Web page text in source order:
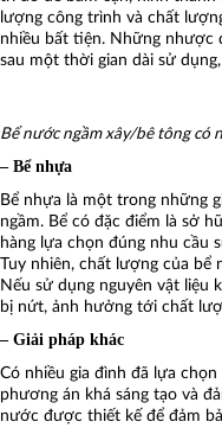
lượng công trình và chất
nhiều bất tiện. Những nhược
sau một thời gian dài sử
Bể nước ngầm xây/bê tông có
– Bể nhựa
Bể nhựa là một trong những
ngầm. Bể có đặc điểm là sở
hàng lựa chọn đúng nhu cầu
Tuy nhiên, chất lượng của bể
Nếu sử dụng nguyên vật liệu
bị nứt, ảnh hưởng tới chất
– Giải pháp khác
Có nhiều gia đình đã lựa
phương án khá sáng tạo và
nước được thiết kế để đảm